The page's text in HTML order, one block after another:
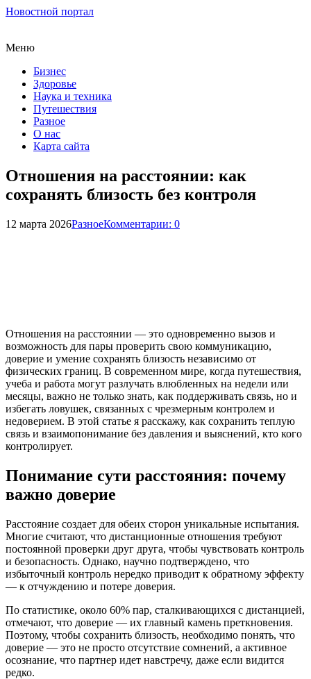
Новостной портал
Меню
Бизнес
Здоровье
Наука и техника
Путешествия
Разное
О нас
Карта сайта
Отношения на расстоянии: как
сохранять близость без контроля
12 марта 2026РазноеКомментарии: 0
Отношения на расстоянии — это одновременно вызов и
возможность для пары проверить свою коммуникацию,
доверие и умение сохранять близость независимо от
физических границ. В современном мире, когда путешествия,
учеба и работа могут разлучать влюбленных на недели или
месяцы, важно не только знать, как поддерживать связь, но и
избегать ловушек, связанных с чрезмерным контролем и
недоверием. В этой статье я расскажу, как сохранить теплую
связь и взаимопонимание без давления и выяснений, кто кого
контролирует.
Понимание сути расстояния: почему
важно доверие
Расстояние создает для обеих сторон уникальные испытания.
Многие считают, что дистанционные отношения требуют
постоянной проверки друг друга, чтобы чувствовать контроль
и безопасность. Однако, научно подтверждено, что
избыточный контроль нередко приводит к обратному эффекту
— к отчуждению и потере доверия.
По статистике, около 60% пар, сталкивающихся с дистанцией,
отмечают, что доверие — их главный камень преткновения.
Поэтому, чтобы сохранить близость, необходимо понять, что
доверие — это не просто отсутствие сомнений, а активное
осознание, что партнер идет навстречу, даже если видится
редко.